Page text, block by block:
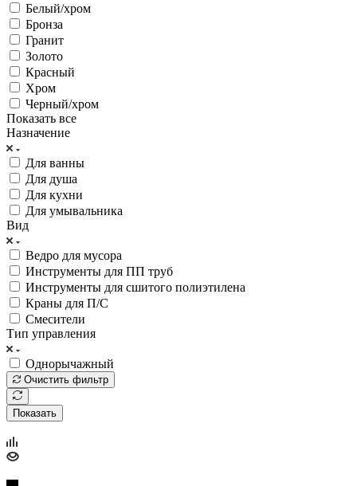
Белый/хром
Бронза
Гранит
Золото
Красный
Хром
Черный/хром
Показать все
Назначение
Для ванны
Для душа
Для кухни
Для умывальника
Вид
Ведро для мусора
Инструменты для ПП труб
Инструменты для сшитого полиэтилена
Краны для П/С
Смесители
Тип управления
Однорычажный
Очистить фильтр
Показать